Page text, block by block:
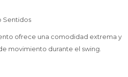
Sentidos
ofrece una comodidad extrema y
de movimiento durante el swing.